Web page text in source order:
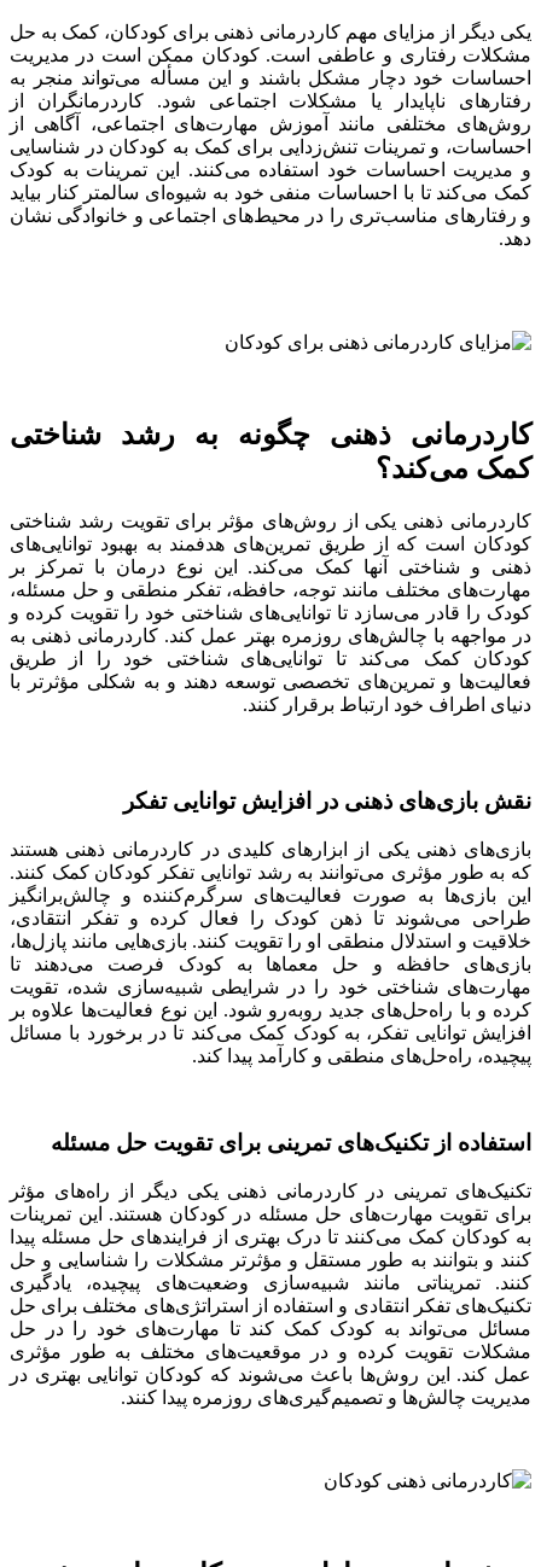
یکی دیگر از مزایای مهم کاردرمانی ذهنی برای کودکان، کمک به حل
مشکلات رفتاری و عاطفی است. کودکان ممکن است در مدیریت
احساسات خود دچار مشکل باشند و این مسأله می‌تواند منجر به
رفتارهای ناپایدار یا مشکلات اجتماعی شود. کاردرمانگران از
روش‌های مختلفی مانند آموزش مهارت‌های اجتماعی، آگاهی از
احساسات، و تمرینات تنش‌زدایی برای کمک به کودکان در شناسایی
و مدیریت احساسات خود استفاده می‌کنند. این تمرینات به کودک
کمک می‌کند تا با احساسات منفی خود به شیوه‌ای سالمتر کنار بیاید
و رفتارهای مناسب‌تری را در محیط‌های اجتماعی و خانوادگی نشان
دهد.
کاردرمانی ذهنی چگونه به رشد شناختی
کمک می‌کند؟
کاردرمانی ذهنی یکی از روش‌های مؤثر برای تقویت رشد شناختی
کودکان است که از طریق تمرین‌های هدفمند به بهبود توانایی‌های
ذهنی و شناختی آنها کمک می‌کند. این نوع درمان با تمرکز بر
مهارت‌های مختلف مانند توجه، حافظه، تفکر منطقی و حل مسئله،
کودک را قادر می‌سازد تا توانایی‌های شناختی خود را تقویت کرده و
در مواجهه با چالش‌های روزمره بهتر عمل کند. کاردرمانی ذهنی به
کودکان کمک می‌کند تا توانایی‌های شناختی خود را از طریق
فعالیت‌ها و تمرین‌های تخصصی توسعه دهند و به شکلی مؤثرتر با
دنیای اطراف خود ارتباط برقرار کنند.
نقش بازی‌های ذهنی در افزایش توانایی تفکر
بازی‌های ذهنی یکی از ابزارهای کلیدی در کاردرمانی ذهنی هستند
که به طور مؤثری می‌توانند به رشد توانایی تفکر کودکان کمک کنند.
این بازی‌ها به صورت فعالیت‌های سرگرم‌کننده و چالش‌برانگیز
طراحی می‌شوند تا ذهن کودک را فعال کرده و تفکر انتقادی،
خلاقیت و استدلال منطقی او را تقویت کنند. بازی‌هایی مانند پازل‌ها،
بازی‌های حافظه و حل معماها به کودک فرصت می‌دهند تا
مهارت‌های شناختی خود را در شرایطی شبیه‌سازی شده، تقویت
کرده و با راه‌حل‌های جدید روبه‌رو شود. این نوع فعالیت‌ها علاوه بر
افزایش توانایی تفکر، به کودک کمک می‌کند تا در برخورد با مسائل
پیچیده، راه‌حل‌های منطقی و کارآمد پیدا کند.
استفاده از تکنیک‌های تمرینی برای تقویت حل مسئله
تکنیک‌های تمرینی در کاردرمانی ذهنی یکی دیگر از راه‌های مؤثر
برای تقویت مهارت‌های حل مسئله در کودکان هستند. این تمرینات
به کودکان کمک می‌کنند تا درک بهتری از فرایندهای حل مسئله پیدا
کنند و بتوانند به طور مستقل و مؤثرتر مشکلات را شناسایی و حل
کنند. تمریناتی مانند شبیه‌سازی وضعیت‌های پیچیده، یادگیری
تکنیک‌های تفکر انتقادی و استفاده از استراتژی‌های مختلف برای حل
مسائل می‌تواند به کودک کمک کند تا مهارت‌های خود را در حل
مشکلات تقویت کرده و در موقعیت‌های مختلف به طور مؤثری
عمل کند. این روش‌ها باعث می‌شوند که کودکان توانایی بهتری در
مدیریت چالش‌ها و تصمیم‌گیری‌های روزمره پیدا کنند.